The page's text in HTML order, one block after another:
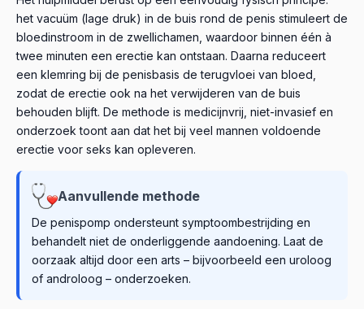
het vacuüm (lage druk) in de buis rond de penis stimuleert de
bloedinstroom in de zwellichamen, waardoor binnen één à
twee minuten een erectie kan ontstaan. Daarna reduceert
een klemring bij de penisbasis de terugvloei van bloed,
zodat de erectie ook na het verwijderen van de buis
behouden blijft. De methode is medicijnvrij, niet-invasief en
onderzoek toont aan dat het bij veel mannen voldoende
erectie voor seks kan opleveren.
Aanvullende methode
De penispomp ondersteunt symptoombestrijding en
behandelt niet de onderliggende aandoening. Laat de
oorzaak altijd door een arts – bijvoorbeeld een uroloog
of androloog – onderzoeken.